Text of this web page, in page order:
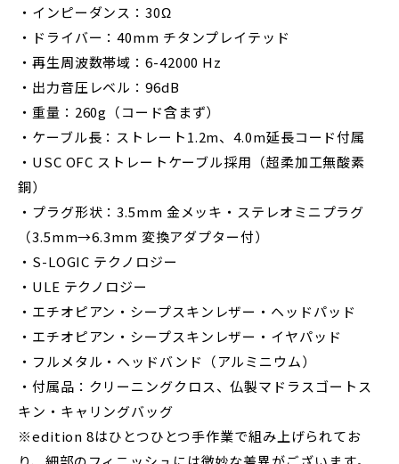
・インピーダンス：30Ω
・ドライバー：40mm チタンプレイテッド
・再生周波数帯域：6-42000 Hz
・出力音圧レベル：96dB
・重量：260g（コード含まず）
・ケーブル長：ストレート1.2m、4.0m延長コード付属
・USC OFC ストレートケーブル採用（超柔加工無酸素
銅）
・プラグ形状：3.5mm 金メッキ・ステレオミニプラグ
（3.5mm→6.3mm 変換アダプター付）
・S-LOGIC テクノロジー
・ULE テクノロジー
・エチオピアン・シープスキンレザー・ヘッドパッド
・エチオピアン・シープスキンレザー・イヤパッド
・フルメタル・ヘッドバンド（アルミニウム）
・付属品：クリーニングクロス、仏製マドラスゴートス
キン・キャリングバッグ
※edition 8はひとつひとつ手作業で組み上げられてお